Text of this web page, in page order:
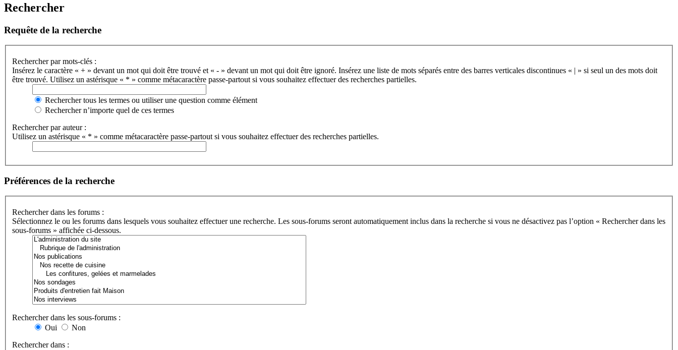
Rechercher
Requête de la recherche
Rechercher par mots-clés :
Insérez le caractère « + » devant un mot qui doit être trouvé et « - » devant un mot qui doit être ignoré. Insérez une liste de mots séparés entre des barres verticales discontinues « | » si seul un des mots doit
être trouvé. Utilisez un astérisque « * » comme métacaractère passe-partout si vous souhaitez effectuer des recherches partielles.
Rechercher tous les termes ou utiliser une question comme élément
Rechercher n’importe quel de ces termes
Rechercher par auteur :
Utilisez un astérisque « * » comme métacaractère passe-partout si vous souhaitez effectuer des recherches partielles.
Préférences de la recherche
Rechercher dans les forums :
Sélectionnez le ou les forums dans lesquels vous souhaitez effectuer une recherche. Les sous-forums seront automatiquement inclus dans la recherche si vous ne désactivez pas l’option « Rechercher dans les
sous-forums » affichée ci-dessous.
Rechercher dans les sous-forums :
Oui
Non
Rechercher dans :